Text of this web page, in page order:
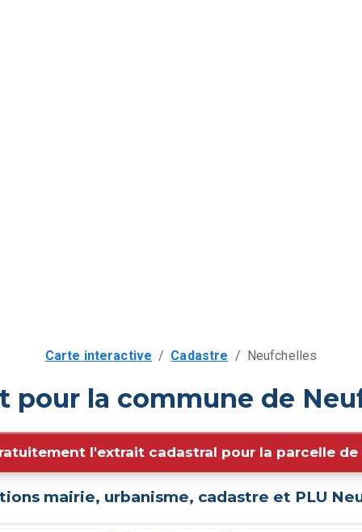
Carte interactive / Cadastre / Neufchelles
pour la commune de
l'extrait cadastral pour la parcelle de
mairie, urbanisme, cadastre et PLU